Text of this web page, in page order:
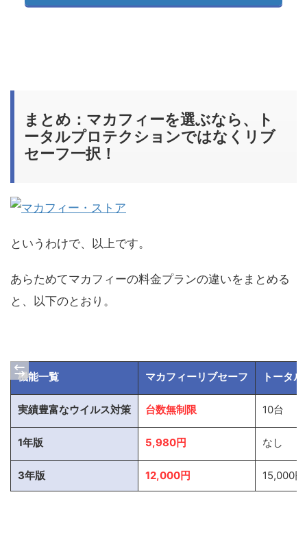
まとめ：マカフィーを選ぶなら、ト
ータルプロテクションではなくリブ
セーフ一択！
というわけで、以上です。
あらためてマカフィーの料金プランの違いをまとめる
と、以下のとおり。
機能一覧 マカフィーリブセーフ トータ
実績豊富なウイルス対策 台数無制限 10台
1年版 5,980円 なし
3年版 12,000円 15,000円